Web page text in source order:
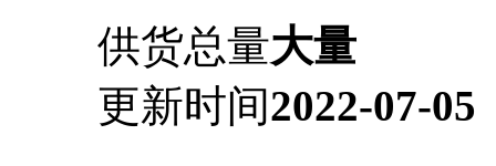
供货总量大量
更新时间2022-07-05